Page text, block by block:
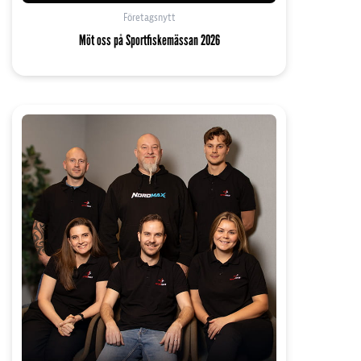
Företagsnytt
Möt oss på Sportfiskemässan 2026